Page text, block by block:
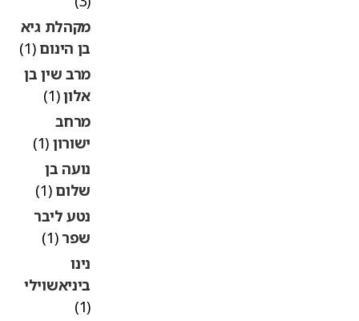
מקהלת גיא
בן הינום(1)
מרב שין בן
אלון(1)
מרחב
ישורון(1)
נועה בן
שלום(1)
נטע ליבר
שפר(1)
ביניאשוילי